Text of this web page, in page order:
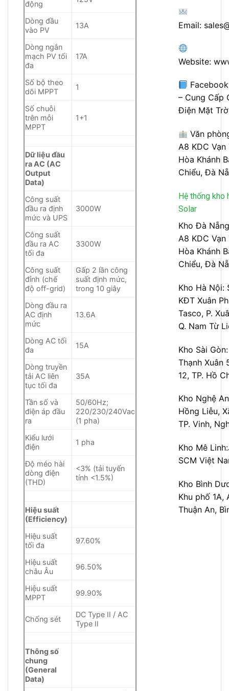
động
Dòng đầu
vào PV
13A
Dòng ngắn
mạch PV tối
đa
17A
Số bộ theo
dõi MPPT
1
Số chuỗi
trên mỗi
MPPT
1+1
Dữ liệu đầu
ra AC (AC
Output
Data)
Công suất
đầu ra định
mức và UPS
3000W
Công suất
đầu ra AC
tối đa
3300W
Công suất
đỉnh (chế
độ off-grid)
Gấp 2 lần công
suất định mức,
trong 10 giây
Dòng đầu ra
AC định
mức
13.6A
Dòng AC tối
đa
15A
Dòng truyền
tải AC liên
tục tối đa
35A
Tần số và
điện áp đầu
ra
50/60Hz;
220/230/240Vac
(1 pha)
Kiểu lưới
điện
1 pha
Độ méo hài
dòng điện
(THD)
<3% (tải tuyến
tính <1.5%)
Hiệu suất
(Efficiency)
Hiệu suất
tối đa
97.60%
Hiệu suất
châu Âu
96.50%
Hiệu suất
MPPT
99.90%
Chống sét
DC Type II / AC
Type II
Thông số
chung
(General
Data)
Email:
Website:
– Cung Cấp
Điện Mặt
Văn
A8 KDC Vạn
Hòa Khánh
Chiểu, Đà
Hệ thống kho
Solar
Kho Đà
A8 KDC Vạn
Hòa Khánh
Chiểu, Đà
Kho Hà Nội:
KĐT Xuân
Tasco, P.
Q. Nam Từ
Kho Sài
Thạnh Xuân
12, TP. Hồ
Kho Nghệ
Hồng Liễu,
TP. Vinh,
Kho Mê Linh:
SCM Việt
Kho Bình
Khu phố 1A,
Thuận An,